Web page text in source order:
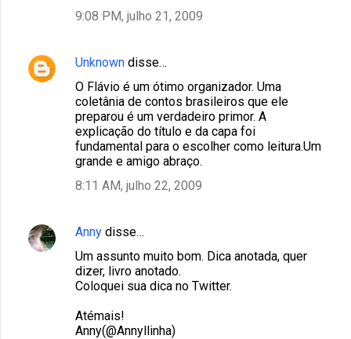
9:08 PM, julho 21, 2009
Unknown disse…
O Flávio é um ótimo organizador. Uma
coletânia de contos brasileiros que ele
preparou é um verdadeiro primor. A
explicação do título e da capa foi
fundamental para o escolher como leitura.Um
grande e amigo abraço.
8:11 AM, julho 22, 2009
Anny disse…
Um assunto muito bom. Dica anotada, quer
dizer, livro anotado.
Coloquei sua dica no Twitter.
Atémais!
Anny(@Annyllinha)